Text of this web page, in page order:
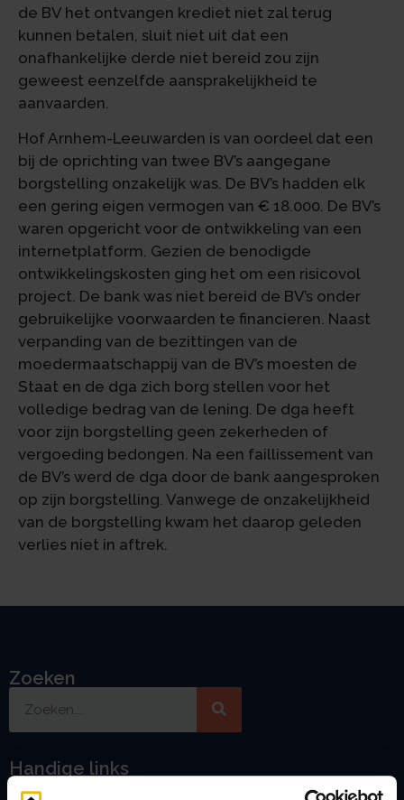
de BV het ontvangen krediet niet zal terug
kunnen betalen, sluit niet uit dat een
onafhankelijke derde niet bereid zou zijn
geweest eenzelfde aansprakelijkheid te
aanvaarden.
Hof Arnhem-Leeuwarden is van oordeel dat een
bij de oprichting van twee BV’s aangegane
borgstelling onzakelijk was. De BV’s hadden elk
een gering eigen vermogen van € 18.000. De BV’s
waren opgericht voor de ontwikkeling van een
internetplatform. Gezien de benodigde
ontwikkelingskosten ging het om een risicovol
project. De bank was niet bereid de BV’s onder
gebruikelijke voorwaarden te financieren. Naast
verpanding van de bezittingen van de
moedermaatschappij van de BV’s moesten de
Staat en de dga zich borg stellen voor het
volledige bedrag van de lening. De dga heeft
voor zijn borgstelling geen zekerheden of
vergoeding bedongen. Na een faillissement van
de BV’s werd de dga door de bank aangesproken
op zijn borgstelling. Vanwege de onzakelijkheid
van de borgstelling kwam het daarop geleden
verlies niet in aftrek.
Zoeken
Handige links
Jaarstukken opstellen